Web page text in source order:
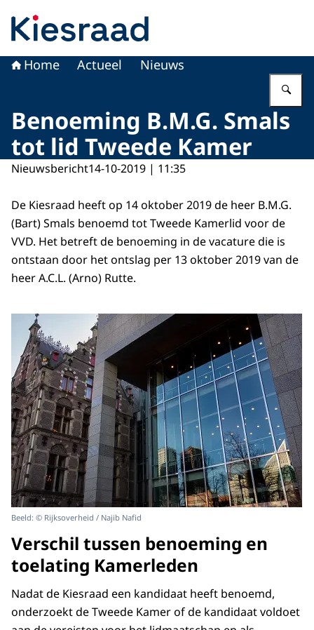
Home Actueel Nieuws
Benoeming B.M.G. Smals
tot lid Tweede Kamer
Nieuwsbericht14-10-2019 | 11:35
De Kiesraad heeft op 14 oktober 2019 de heer B.M.G.
(Bart) Smals benoemd tot Tweede Kamerlid voor de
VVD. Het betreft de benoeming in de vacature die is
ontstaan door het ontslag per 13 oktober 2019 van de
heer A.C.L. (Arno) Rutte.
Beeld: © Rijksoverheid / Najib Nafid
Verschil tussen benoeming en
toelating Kamerleden
Nadat de Kiesraad een kandidaat heeft benoemd,
onderzoekt de Tweede Kamer of de kandidaat voldoet